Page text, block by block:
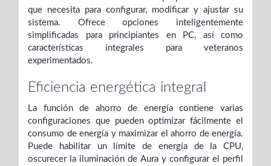
que necesita para configurar, modificar y ajustar su
sistema. Ofrece opciones inteligentemente
simplificadas para principiantes en PC, así como
características integrales para veteranos
experimentados.
Eficiencia energética integral
La función de ahorro de energía contiene varias
configuraciones que pueden optimizar fácilmente el
consumo de energía y maximizar el ahorro de energía.
Puede habilitar un límite de energía de la CPU,
oscurecer la iluminación de Aura y configurar el perfil